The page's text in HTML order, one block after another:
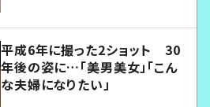
平成6年に撮った2ショット 30
年後の姿に…「美男美女」「こん
な夫婦になりたい」